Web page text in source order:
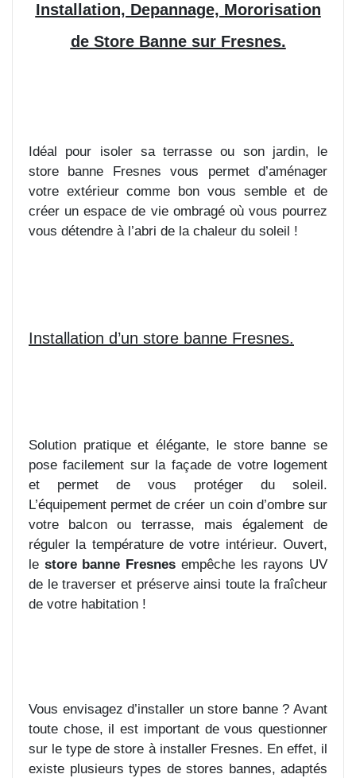
Installation, Depannage, Mororisation
de Store Banne sur Fresnes.
Idéal pour isoler sa terrasse ou son jardin, le
store banne Fresnes vous permet d’aménager
votre extérieur comme bon vous semble et de
créer un espace de vie ombragé où vous pourrez
vous détendre à l’abri de la chaleur du soleil !
Installation d’un store banne Fresnes.
Solution pratique et élégante, le store banne se
pose facilement sur la façade de votre logement
et permet de vous protéger du soleil.
L’équipement permet de créer un coin d’ombre sur
votre balcon ou terrasse, mais également de
réguler la température de votre intérieur. Ouvert,
le store banne Fresnes empêche les rayons UV
de le traverser et préserve ainsi toute la fraîcheur
de votre habitation !
Vous envisagez d’installer un store banne ? Avant
toute chose, il est important de vous questionner
sur le type de store à installer Fresnes. En effet, il
existe plusieurs types de stores bannes, adaptés